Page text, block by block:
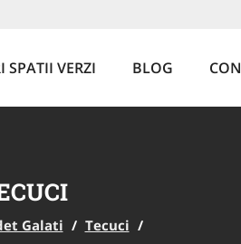
SPATII VERZI BLOG
Galati / Tecuci /